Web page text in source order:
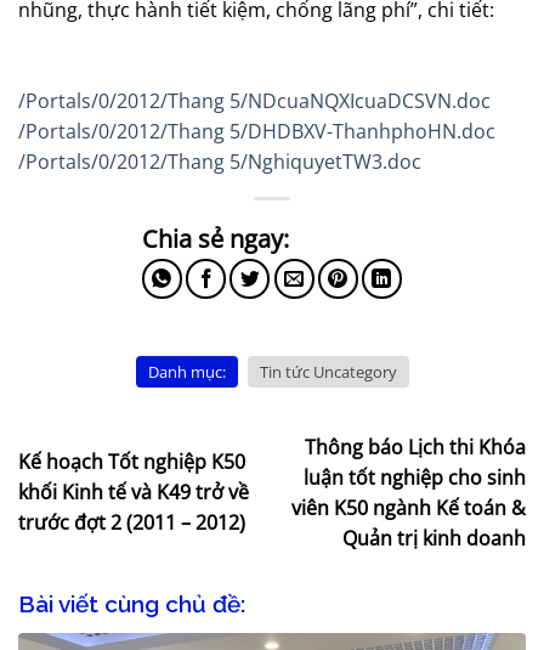
nhũng, thực hành tiết kiệm, chống lãng phí”, chi tiết:
/Portals/0/2012/Thang 5/NDcuaNQXIcuaDCSVN.doc
/Portals/0/2012/Thang 5/DHDBXV-ThanhphoHN.doc
/Portals/0/2012/Thang 5/NghiquyetTW3.doc
Danh mục: Tin tức Uncategory
Kế hoạch Tốt nghiệp K50
khối Kinh tế và K49 trở về
trước đợt 2 (2011 – 2012)
Thông báo Lịch thi Khóa
luận tốt nghiệp cho sinh
viên K50 ngành Kế toán &
Quản trị kinh doanh
Bài viết cùng chủ đề: